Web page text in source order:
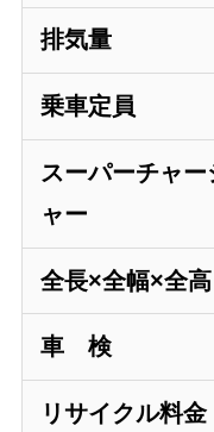
排気量
乗車定員
スーパーチャー
ャー
全長×全幅×全高
車 検
リサイクル料金